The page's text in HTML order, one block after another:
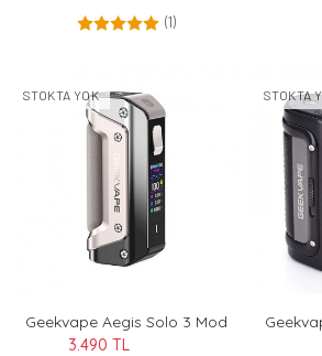
(1)
STOKTA YOK
Geekvape Aegis Solo 3 Mod
3.490 TL
STOKTA